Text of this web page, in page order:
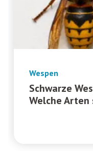
Wespen
Schwarze
Welche Arten